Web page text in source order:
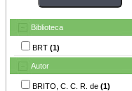
Biblioteca
BRT (1)
Autor
BRITO, C. C. R. de (1)